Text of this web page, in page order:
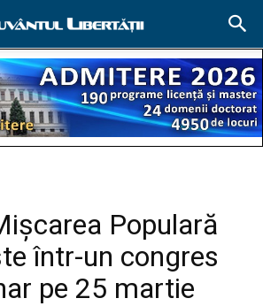
Populară
într-un congres
pe 25 martie